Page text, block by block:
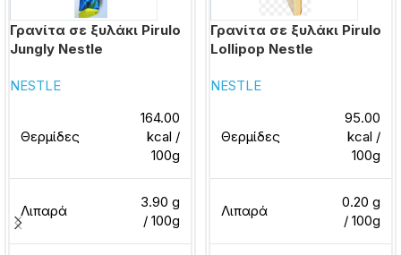
Γρανίτα σε ξυλάκι Pirulo
Jungly Nestle
NESTLE
Θερμίδες
164.00
kcal /
100g
Λιπαρά
3.90 g
/ 100g
Γρανίτα σε ξυλάκι Pirulo
Lollipop Nestle
NESTLE
Θερμίδες
95.00
kcal /
100g
Λιπαρά
0.20 g
/ 100g